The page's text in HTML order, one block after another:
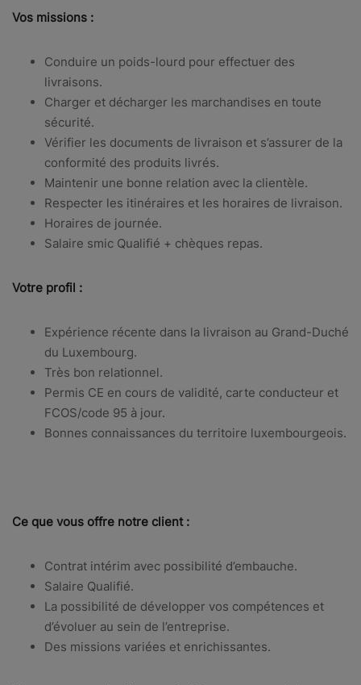
Vos missions :
Conduire un poids-lourd pour effectuer des
livraisons.
Charger et décharger les marchandises en toute
sécurité.
Vérifier les documents de livraison et s’assurer de la
conformité des produits livrés.
Maintenir une bonne relation avec la clientèle.
Respecter les itinéraires et les horaires de livraison.
Horaires de journée.
Salaire smic Qualifié + chèques repas.
Votre profil :
Expérience récente dans la livraison au Grand-Duché
du Luxembourg.
Très bon relationnel.
Permis CE en cours de validité, carte conducteur et
FCOS/code 95 à jour.
Bonnes connaissances du territoire luxembourgeois.
Ce que vous offre notre client :
Contrat intérim avec possibilité d’embauche.
Salaire Qualifié.
La possibilité de développer vos compétences et
d’évoluer au sein de l’entreprise.
Des missions variées et enrichissantes.